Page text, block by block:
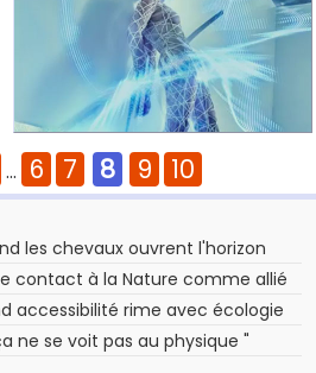
... 6 7 8 9 10
les chevaux ouvrent l'horizon
contact à la Nature comme allié
accessibilité rime avec écologie
ne se voit pas au physique "